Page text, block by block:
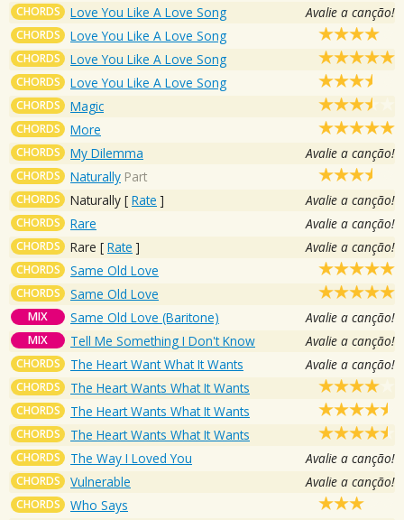
CHORDS Love You Like A Love Song Avalie a canção!
CHORDS Love You Like A Love Song
CHORDS Love You Like A Love Song
CHORDS Love You Like A Love Song
CHORDS Magic
CHORDS More
CHORDS My Dilemma Avalie a canção!
CHORDS Naturally Part
CHORDS Naturally [ Rate ] Avalie a canção!
CHORDS Rare Avalie a canção!
CHORDS Rare [ Rate ] Avalie a canção!
CHORDS Same Old Love
CHORDS Same Old Love
MIX Same Old Love (Baritone) Avalie a canção!
MIX Tell Me Something I Don't Know Avalie a canção!
CHORDS The Heart Want What It Wants Avalie a canção!
CHORDS The Heart Wants What It Wants
CHORDS The Heart Wants What It Wants
CHORDS The Heart Wants What It Wants
CHORDS The Way I Loved You Avalie a canção!
CHORDS Vulnerable Avalie a canção!
CHORDS Who Says